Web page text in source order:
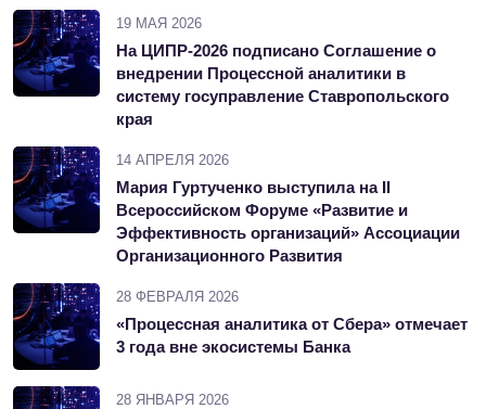
19 МАЯ 2026
На ЦИПР-2026 подписано Соглашение о
внедрении Процессной аналитики в
систему госуправление Ставропольского
края
14 АПРЕЛЯ 2026
Мария Гуртученко выступила на II
Всероссийском Форуме «Развитие и
Эффективность организаций» Ассоциации
Организационного Развития
28 ФЕВРАЛЯ 2026
«Процессная аналитика от Сбера» отмечает
3 года вне экосистемы Банка
28 ЯНВАРЯ 2026